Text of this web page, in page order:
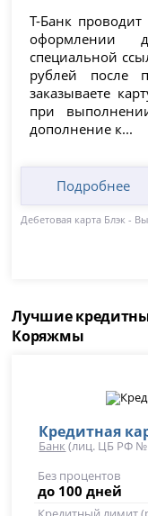
Т-Банк
оформлении
специальной
рублей после
заказываете
при
дополнение к...
Подробнее
Дебетовая карта Блэк -
Лучшие
Коряжмы
Кредитная
Банк (лиц. ЦБ РФ
Без процентов
до 100 дней